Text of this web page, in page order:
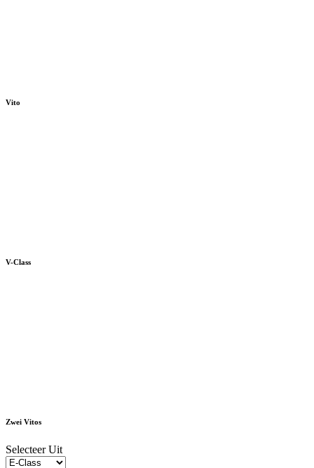
Vito
V-Class
Zwei Vitos
Selecteer Uit